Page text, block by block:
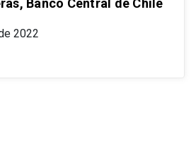
Banco Central de Chile
2022